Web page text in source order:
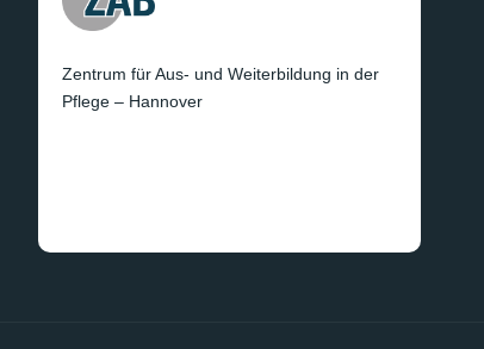
Zentrum für Aus- und Weiterbildung in der
Pflege – Hannover